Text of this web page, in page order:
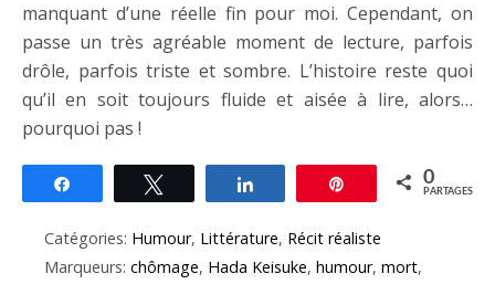
manquant d’une réelle fin pour moi. Cependant, on
passe un très agréable moment de lecture, parfois
drôle, parfois triste et sombre. L’histoire reste quoi
qu’il en soit toujours fluide et aisée à lire, alors…
pourquoi pas !
Épingle 0
PARTAGES
Catégories: Humour, Littérature, Récit réaliste
Marqueurs: chômage, Hada Keisuke, humour, mort,